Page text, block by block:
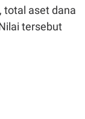
total aset dana
tersebut